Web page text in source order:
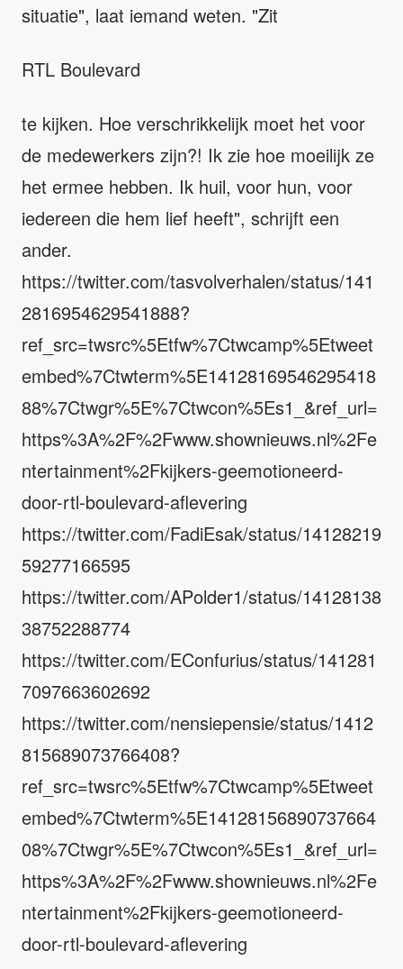
situatie", laat iemand weten. "Zit
RTL Boulevard
te kijken. Hoe verschrikkelijk moet het voor
de medewerkers zijn?! Ik zie hoe moeilijk ze
het ermee hebben. Ik huil, voor hun, voor
iedereen die hem lief heeft", schrijft een
ander.
https://twitter.com/tasvolverhalen/status/141
2816954629541888?
ref_src=twsrc%5Etfw%7Ctwcamp%5Etweet
embed%7Ctwterm%5E14128169546295418
88%7Ctwgr%5E%7Ctwcon%5Es1_&ref_url=
https%3A%2F%2Fwww.shownieuws.nl%2Fe
ntertainment%2Fkijkers-geemotioneerd-
door-rtl-boulevard-aflevering
https://twitter.com/FadiEsak/status/14128219
59277166595
https://twitter.com/APolder1/status/14128138
38752288774
https://twitter.com/EConfurius/status/141281
7097663602692
https://twitter.com/nensiepensie/status/1412
815689073766408?
ref_src=twsrc%5Etfw%7Ctwcamp%5Etweet
embed%7Ctwterm%5E14128156890737664
08%7Ctwgr%5E%7Ctwcon%5Es1_&ref_url=
https%3A%2F%2Fwww.shownieuws.nl%2Fe
ntertainment%2Fkijkers-geemotioneerd-
door-rtl-boulevard-aflevering